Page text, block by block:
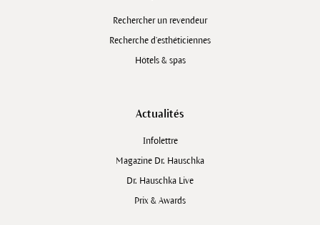
Rechercher un revendeur
Recherche d’esthéticiennes
Hôtels & spas
Actualités
Infolettre
Magazine Dr. Hauschka
Dr. Hauschka Live
Prix & Awards